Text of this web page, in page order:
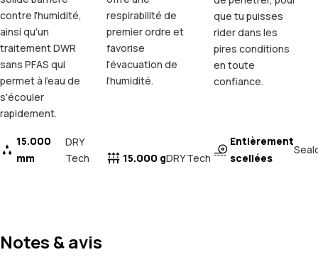
contre l'humidité,
ainsi qu'un
traitement DWR
sans PFAS qui
permet à l'eau de
s'écouler
rapidement.
15.000
mm
DRY
Tech
respirabilité de
premier ordre et
favorise
l'évacuation de
l'humidité.
15.000 gDRY Tech
que tu puisses
rider dans les
pires conditions
en toute
confiance.
Entièrement
scellées
Notes & avis